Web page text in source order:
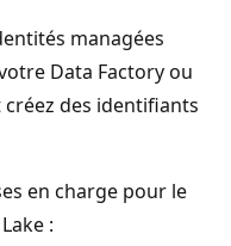
managées
Data Factory ou
créez des identifiants
en charge pour le
: